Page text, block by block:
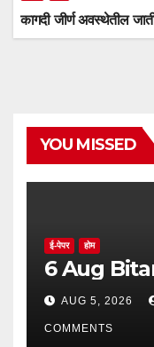
कागदी जीर्ण अवस्थेतील
YOU MISSED
ई-पेपर होम
6
AUG 5, 2026
COMMENTS